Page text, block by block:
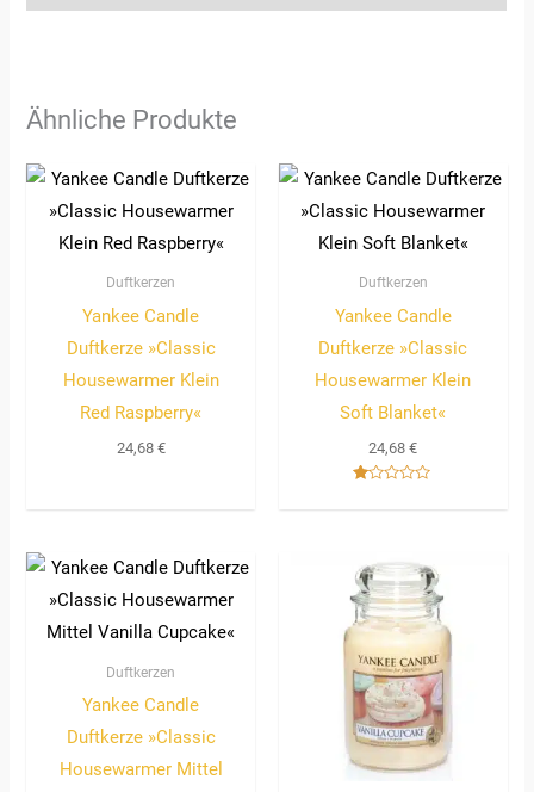
Ähnliche Produkte
Duftkerzen
Yankee Candle
Duftkerze »Classic
Housewarmer Klein
Red Raspberry«
24,68 €
Duftkerzen
Yankee Candle
Duftkerze »Classic
Housewarmer Klein
Soft Blanket«
24,68€
Duftkerzen
Yankee Candle
Duftkerze »Classic
Housewarmer Mittel